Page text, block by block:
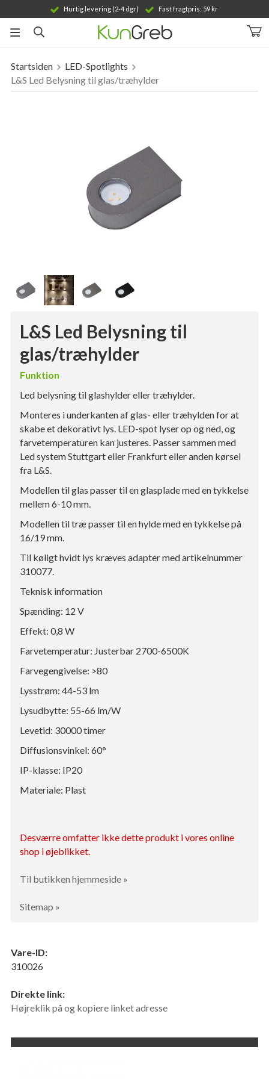
Hurtig levering (2-4 dgr) Fast fragtpris: 59 kr
Produktet er blevet tilføjet til din indkøbskurv
Startsiden
LED-Spotlights
L&S Led Belysning til glas/træhylder
L&S Led Belysning til
glas/træhylder
Funktion
Led belysning til glashylder eller træhylder.
Monteres i underkanten af ​​glas- eller træhylden for at
skabe et dekorativt lys. LED-spot lyser op og ned, og
farvetemperaturen kan justeres. Passer sammen med
Led system Stuttgart eller Frankfurt eller anden kørsel
fra L&S.
Modellen til glas passer til en glasplade med en tykkelse
mellem 6-10 mm.
Modellen til træ passer til en hylde med en tykkelse på
16/19 mm.
Til køligt hvidt lys kræves adapter med artikelnummer
310077.
Teknisk information
Spænding: 12 V
Effekt: 0,8 W
Farvetemperatur: Justerbar 2700-6500K
Farvegengivelse: >80
Lysstrøm: 44-53 lm
Lysudbytte: 55-66 lm/W
Levetid: 30000 timer
Diffusionsvinkel: 60°
IP-klasse: IP20
Materiale: Plast
Desværre omfatter ikke dette produkt i vores online
shop i øjeblikket.
Til butikken hjemmeside »
Sitemap »
Vare-ID:
310026
Direkte link:
Højreklik på og kopiere linket adresse